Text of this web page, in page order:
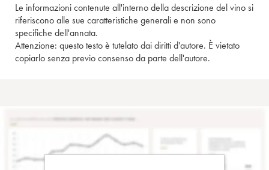
Le informazioni contenute all'interno della descrizione del vino si
riferiscono alle sue caratteristiche generali e non sono
specifiche dell'annata.
Attenzione: questo testo è tutelato dai diritti d'autore. È vietato
copiarlo senza previo consenso da parte dell'autore.